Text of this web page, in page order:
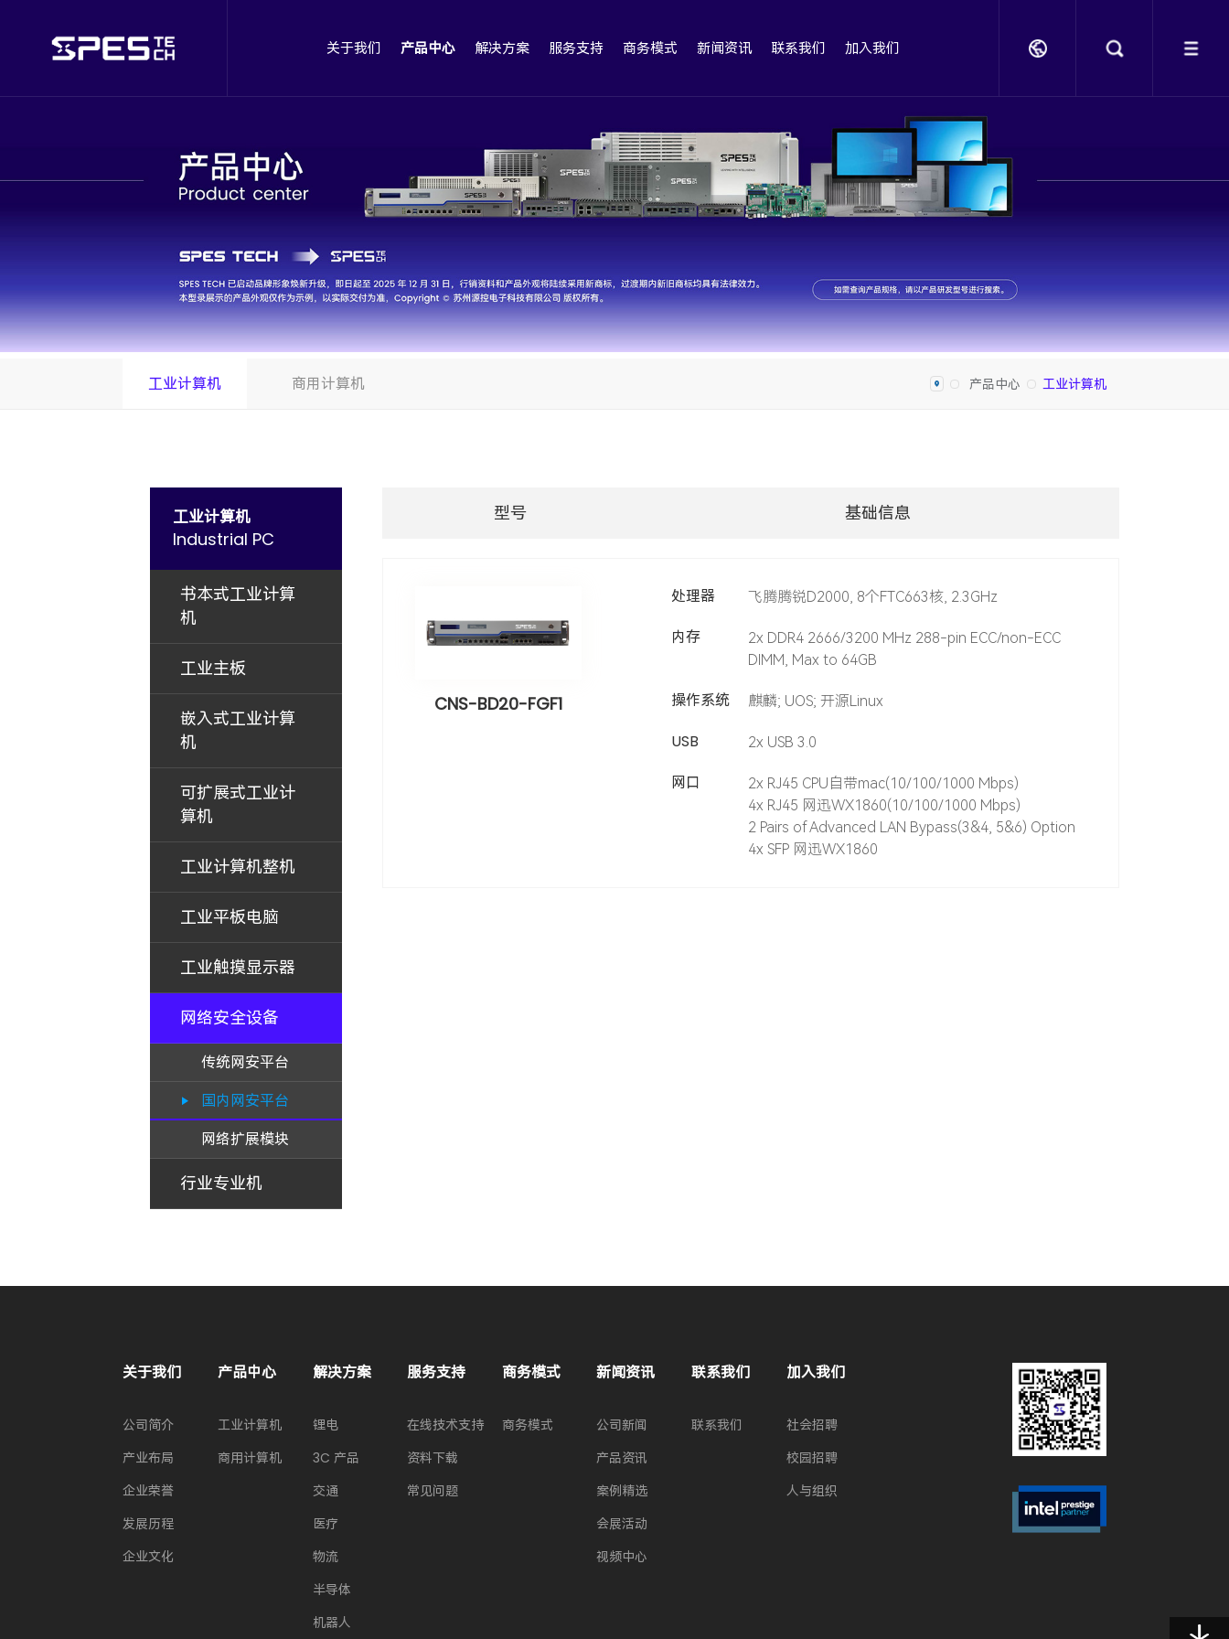
关于我们 产品中心 解决方案 服务支持 商务模式 新闻资讯 联系我们 加入我们
工业计算机 商用计算机 产品中心 工业计算机
工业计算机
Industrial PC
书本式工业计算
机
工业主板
嵌入式工业计算
机
可扩展式工业计
算机
工业计算机整机
工业平板电脑
工业触摸显示器
网络安全设备
传统网安平台
国内网安平台
网络扩展模块
行业专业机
型号 基础信息
CNS-BD20-FGF1
处理器 飞腾腾锐D2000, 8个FTC663核, 2.3GHz
内存
2x DDR4 2666/3200 MHz 288-pin ECC/non-ECC
DIMM, Max to 64GB
操作系统 麒麟; UOS; 开源Linux
USB 2x USB 3.0
网口
2x RJ45 CPU自带mac(10/100/1000 Mbps)
4x RJ45 网迅WX1860(10/100/1000 Mbps)
2 Pairs of Advanced LAN Bypass(3&4, 5&6) Option
4x SFP 网迅WX1860
关于我们
公司简介
产业布局
企业荣誉
发展历程
企业文化
产品中心
工业计算机
商用计算机
解决方案
锂电
3C 产品
交通
医疗
物流
半导体
机器人
服务支持
在线技术支持
资料下载
常见问题
商务模式
商务模式
新闻资讯
公司新闻
产品资讯
案例精选
会展活动
视频中心
联系我们
联系我们
加入我们
社会招聘
校园招聘
人与组织